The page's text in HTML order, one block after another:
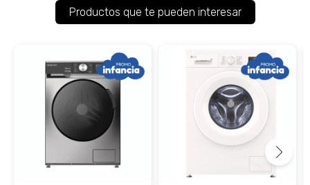
Productos que te pueden interesar